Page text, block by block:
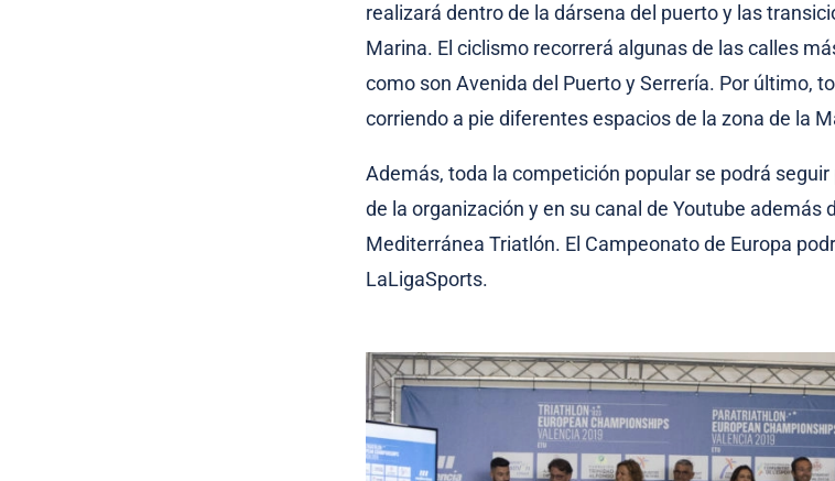
realizará dentro de la dársena del puerto y las
Marina. El ciclismo recorrerá algunas de las calles
como son Avenida del Puerto y Serrería. Por último,
corriendo a pie diferentes espacios de la zona de la
Además, toda la competición popular se podrá
de la organización y en su canal de Youtube además
Mediterránea Triatlón. El Campeonato de Europa
LaLigaSports.